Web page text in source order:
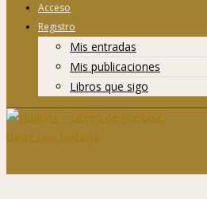
Acceso
Registro
Mis entradas
Mis publicaciones
Libros que sigo